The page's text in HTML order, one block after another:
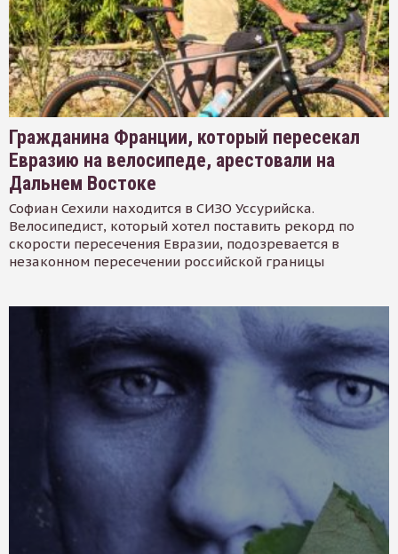
Гражданина Франции, который пересекал
Евразию на велосипеде, арестовали на
Дальнем Востоке
Софиан Сехили находится в СИЗО Уссурийска.
Велосипедист, который хотел поставить рекорд по
скорости пересечения Евразии, подозревается в
незаконном пересечении российской границы